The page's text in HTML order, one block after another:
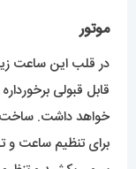
موتور
در قلب این ساعت
قابل قبولی
خواهد داشت. ساخت
برای تنظیم ساعت و